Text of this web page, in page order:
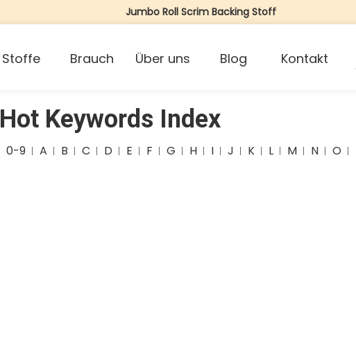
Jumbo Roll Scrim Backing Stoff
Stoffe Brauch Über uns Blog Kontakt
Hot Keywords Index
0-9 A B C D E F G H I J K L M N O